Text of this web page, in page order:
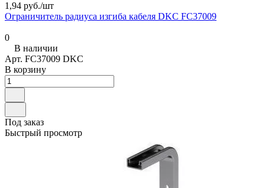
1,94 руб./шт
Ограничитель радиуса изгиба кабеля DKC FC37009
0
В наличии
Арт. FC37009 DKC
В корзину
Под заказ
Быстрый просмотр